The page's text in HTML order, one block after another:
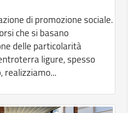
di promozione sociale.
che si basano
delle particolarità
ligure, spesso
realizziamo...